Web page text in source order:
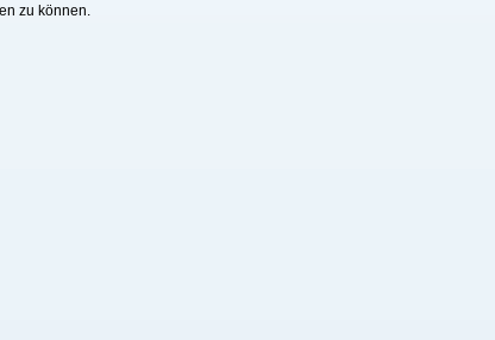
zu können.